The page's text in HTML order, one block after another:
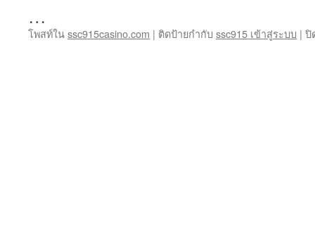
…
โพสท์ในssc915casino.com | ติดป้ายกำกับ ssc915 เข้าสู่ระบบ | ปิ